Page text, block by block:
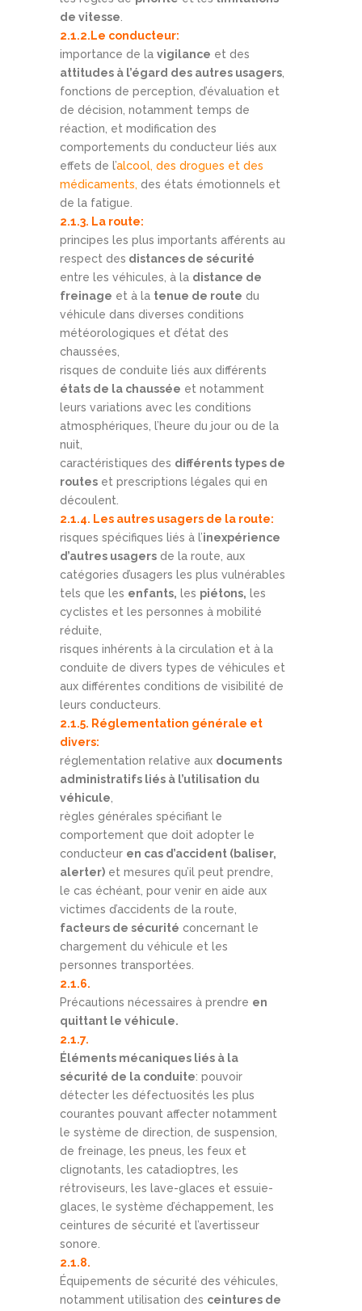
de vitesse.
2.1.2.Le conducteur:
importance de la vigilance et des
attitudes à l’égard des autres usagers,
fonctions de perception, d’évaluation et
de décision, notamment temps de
réaction, et modification des
comportements du conducteur liés aux
effets de l’alcool, des drogues et des
médicaments, des états émotionnels et
de la fatigue.
2.1.3. La route:
principes les plus importants afférents au
respect des distances de sécurité
entre les véhicules, à la distance de
freinage et à la tenue de route du
véhicule dans diverses conditions
météorologiques et d’état des
chaussées,
risques de conduite liés aux différents
états de la chaussée et notamment
leurs variations avec les conditions
atmosphériques, l’heure du jour ou de la
nuit,
caractéristiques des différents types de
routes et prescriptions légales qui en
découlent.
2.1.4. Les autres usagers de la route:
risques spécifiques liés à l’inexpérience
d’autres usagers de la route, aux
catégories d’usagers les plus vulnérables
tels que les enfants, les piétons, les
cyclistes et les personnes à mobilité
réduite,
risques inhérents à la circulation et à la
conduite de divers types de véhicules et
aux différentes conditions de visibilité de
leurs conducteurs.
2.1.5. Réglementation générale et
divers:
réglementation relative aux documents
administratifs liés à l’utilisation du
véhicule,
règles générales spécifiant le
comportement que doit adopter le
conducteur en cas d’accident (baliser,
alerter) et mesures qu’il peut prendre,
le cas échéant, pour venir en aide aux
victimes d’accidents de la route,
facteurs de sécurité concernant le
chargement du véhicule et les
personnes transportées.
2.1.6.
Précautions nécessaires à prendre en
quittant le véhicule.
2.1.7.
Éléments mécaniques liés à la
sécurité de la conduite: pouvoir
détecter les défectuosités les plus
courantes pouvant affecter notamment
le système de direction, de suspension,
de freinage, les pneus, les feux et
clignotants, les catadioptres, les
rétroviseurs, les lave-glaces et essuie-
glaces, le système d’échappement, les
ceintures de sécurité et l’avertisseur
sonore.
2.1.8.
Équipements de sécurité des véhicules,
notamment utilisation des ceintures de